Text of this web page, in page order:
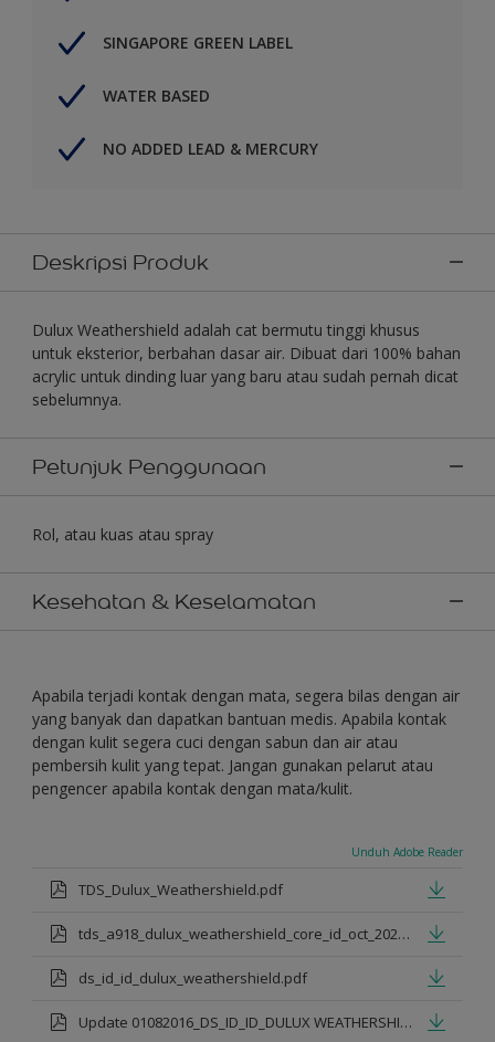
SINGAPORE GREEN LABEL
WATER BASED
NO ADDED LEAD & MERCURY
Deskripsi Produk
Dulux Weathershield adalah cat bermutu tinggi khusus
untuk eksterior, berbahan dasar air. Dibuat dari 100% bahan
acrylic untuk dinding luar yang baru atau sudah pernah dicat
sebelumnya.
Petunjuk Penggunaan
Rol, atau kuas atau spray
Kesehatan & Keselamatan
Apabila terjadi kontak dengan mata, segera bilas dengan air
yang banyak dan dapatkan bantuan medis. Apabila kontak
dengan kulit segera cuci dengan sabun dan air atau
pembersih kulit yang tepat. Jangan gunakan pelarut atau
pengencer apabila kontak dengan mata/kulit.
Unduh Adobe Reader
TDS_Dulux_Weathershield.pdf
tds_a918_dulux_weathershield_core_id_oct_2021.pdf
ds_id_id_dulux_weathershield.pdf
Update 01082016_DS_ID_ID_DULUX WEATHERSHIELD PRO PREMIUM EXTERIOR_mod.pdf